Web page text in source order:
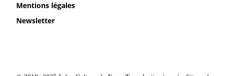
Mentions légales
Newsletter